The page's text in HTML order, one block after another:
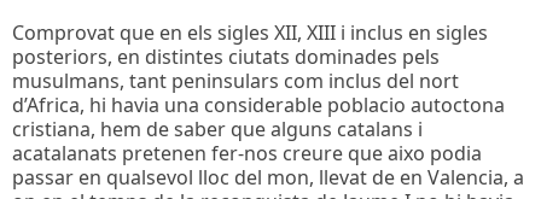
Comprovat que en els sigles XII, XIII i inclus en sigles
posteriors, en distintes ciutats dominades pels
musulmans, tant peninsulars com inclus del nort
d’Africa, hi havia una considerable poblacio autoctona
cristiana, hem de saber que alguns catalans i
acatalanats pretenen fer-nos creure que aixo podia
passar en qualsevol lloc del mon, llevat de en Valencia, a